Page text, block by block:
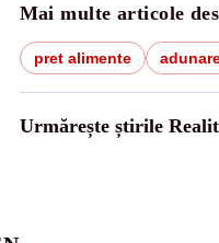
Mai multe articole
pret alimente
Urmărește știrile